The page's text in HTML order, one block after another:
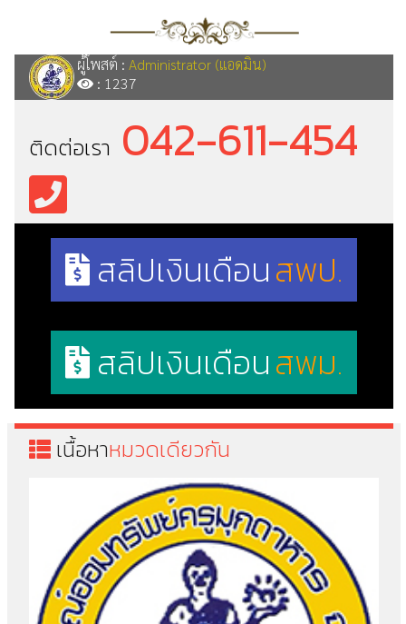
ผู้โพสต์ : Administrator (แอดมิน)
: 1237
ติดต่อเรา 042-611-454
สลิปเงินเดือนสพป.
สลิปเงินเดือนสพม.
เนื้อหาหมวดเดียวกัน